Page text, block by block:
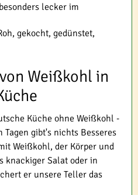
lecker im
gekocht, gedünstet,
Weißkohl in
Küche ohne Weißkohl -
Tagen gibt's nichts Besseres
Weißkohl, der Körper und
knackiger Salat oder in
er unsere Teller das